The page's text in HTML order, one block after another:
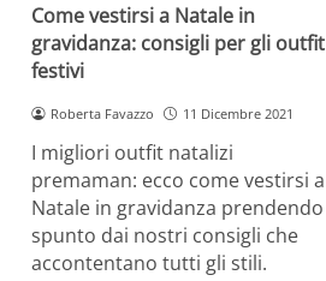
Come vestirsi a Natale in
gravidanza: consigli per gli outfit
festivi
Roberta Favazzo 11 Dicembre 2021
I migliori outfit natalizi
premaman: ecco come vestirsi a
Natale in gravidanza prendendo
spunto dai nostri consigli che
accontentano tutti gli stili.